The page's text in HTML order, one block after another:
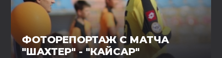
ФОТОРЕПОРТАЖ С МАТЧА
"ШАХТЕР" - "КАЙСАР"